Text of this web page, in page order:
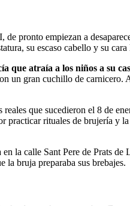
pronto empiezan a
su escaso cabello y su cara
que atraía a los niños a su
un gran cuchillo de carnicero.
que sucedieron el 8 de
practicar rituales de brujería y
la calle Sant Pere de Prats de
la bruja preparaba sus brebajes.